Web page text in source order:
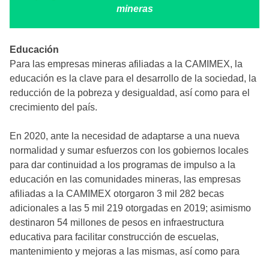
mineras
Educación
Para las empresas mineras afiliadas a la CAMIMEX, la
educación es la clave para el desarrollo de la sociedad, la
reducción de la pobreza y desigualdad, así como para el
crecimiento del país.
En 2020, ante la necesidad de adaptarse a una nueva
normalidad y sumar esfuerzos con los gobiernos locales
para dar continuidad a los programas de impulso a la
educación en las comunidades mineras, las empresas
afiliadas a la CAMIMEX otorgaron 3 mil 282 becas
adicionales a las 5 mil 219 otorgadas en 2019; asimismo
destinaron 54 millones de pesos en infraestructura
educativa para facilitar construcción de escuelas,
mantenimiento y mejoras a las mismas, así como para